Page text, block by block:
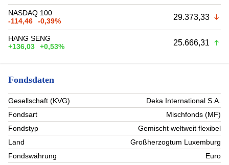
NASDAQ 100
-114,46
-0,39% 29.373,33
HANG SENG
+136,03
+0,53% 25.666,31
Fondsdaten
Gesellschaft (KVG)
Deka International S.A.
Fondsart
Mischfonds (MF)
Fondstyp
Gemischt weltweit flexibel
Land
Großherzogtum Luxemburg
Fondswährung
Euro